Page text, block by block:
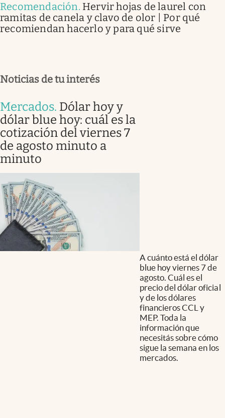
Recomendación. Hervir hojas de laurel con
ramitas de canela y clavo de olor | Por qué
recomiendan hacerlo y para qué sirve
Noticias de tu interés
Mercados. Dólar hoy y
dólar blue hoy: cuál es la
cotización del viernes 7
de agosto minuto a
minuto
A cuánto está el dólar
blue hoy viernes 7 de
agosto. Cuál es el
precio del dólar oficial
y de los dólares
financieros CCL y
MEP. Toda la
información que
necesitás sobre cómo
sigue la semana en los
mercados.